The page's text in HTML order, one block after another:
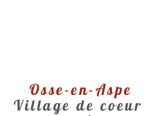
Osse-en-Aspe
Village de coeur